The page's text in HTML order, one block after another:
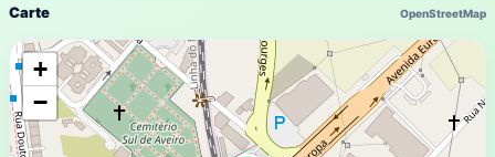
Carte OpenStreetMap
+
−